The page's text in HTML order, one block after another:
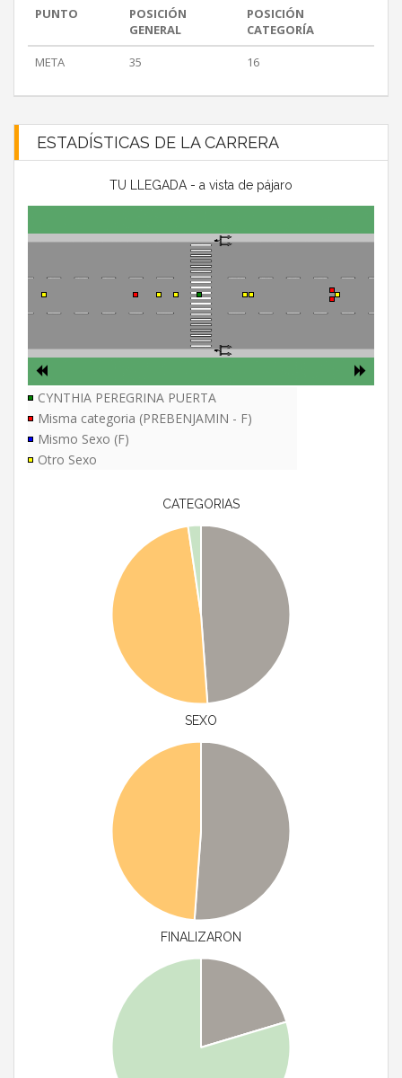
PUNTO
POSICIÓN
GENERAL
POSICIÓN
CATEGORÍA
META
35 16
ESTADÍSTICAS DE LA CARRERA
TU LLEGADA - a vista de pájaro
CYNTHIA PEREGRINA PUERTA
Misma categoria (PREBENJAMIN - F)
Mismo Sexo (F)
Otro Sexo
CATEGORIAS
SEXO
FINALIZARON